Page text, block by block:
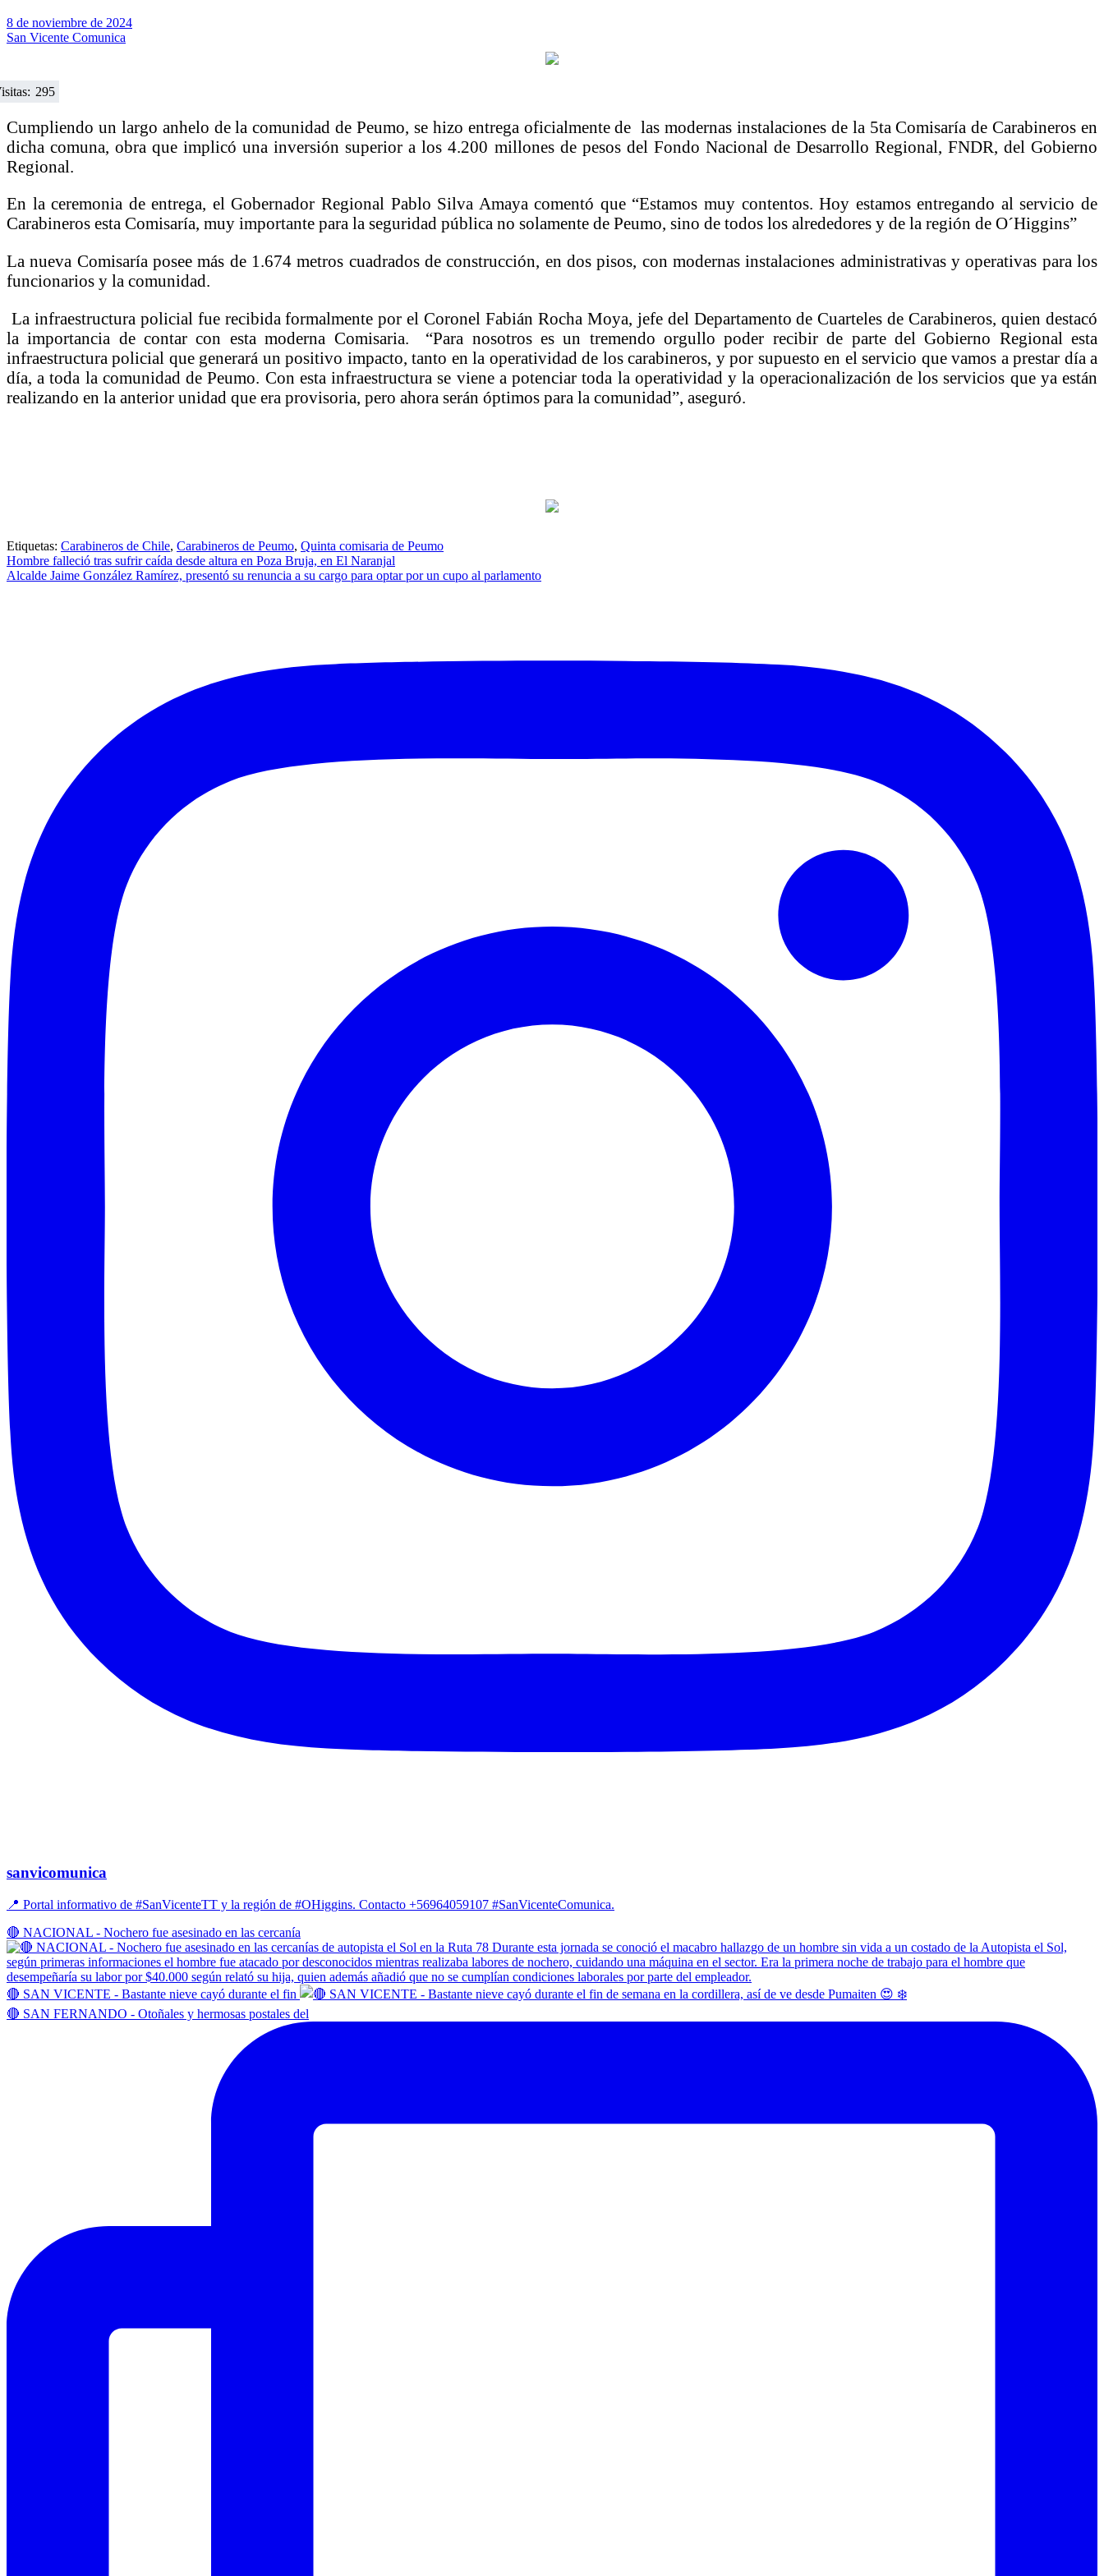
8 de noviembre de 2024
San Vicente Comunica
295
Cumpliendo un largo anhelo de la comunidad de Peumo, se hizo entrega oficialmente de las modernas instalaciones de la 5ta Comisaría de Carabineros en
dicha comuna, obra que implicó una inversión superior a los 4.200 millones de pesos del Fondo Nacional de Desarrollo Regional, FNDR, del Gobierno
Regional.
En la ceremonia de entrega, el Gobernador Regional Pablo Silva Amaya comentó que “Estamos muy contentos. Hoy estamos entregando al servicio de
Carabineros esta Comisaría, muy importante para la seguridad pública no solamente de Peumo, sino de todos los alrededores y de la región de O´Higgins”
La nueva Comisaría posee más de 1.674 metros cuadrados de construcción, en dos pisos, con modernas instalaciones administrativas y operativas para los
funcionarios y la comunidad.
La infraestructura policial fue recibida formalmente por el Coronel Fabián Rocha Moya, jefe del Departamento de Cuarteles de Carabineros, quien destacó
la importancia de contar con esta moderna Comisaria. “Para nosotros es un tremendo orgullo poder recibir de parte del Gobierno Regional esta
infraestructura policial que generará un positivo impacto, tanto en la operatividad de los carabineros, y por supuesto en el servicio que vamos a prestar día a
día, a toda la comunidad de Peumo. Con esta infraestructura se viene a potenciar toda la operatividad y la operacionalización de los servicios que ya están
realizando en la anterior unidad que era provisoria, pero ahora serán óptimos para la comunidad”, aseguró.
Etiquetas: Carabineros de Chile, Carabineros de Peumo, Quinta comisaria de Peumo
Navegación
de
Hombre falleció tras sufrir caída desde altura en Poza Bruja, en El Naranjal
Alcalde Jaime González Ramírez, presentó su renuncia a su cargo para optar por un cupo al parlamento
sanvicomunica
📍 Portal informativo de #SanVicenteTT y la región de #OHiggins. Contacto +56964059107 #SanVicenteComunica.
🔴 NACIONAL - Nochero fue asesinado en las cercanía
🔴 SAN VICENTE - Bastante nieve cayó durante el fin
🔴 SAN FERNANDO - Otoñales y hermosas postales del